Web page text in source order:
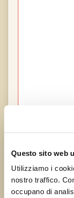
Questo sito web
Utilizziamo i
nostro traffico.
occupano di